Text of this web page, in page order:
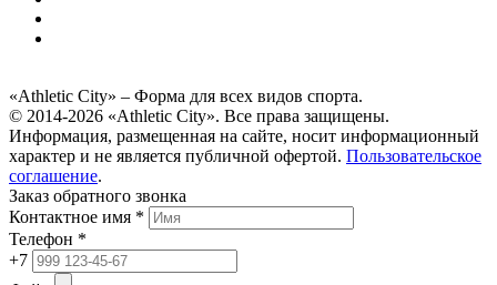
«Athletic City» – Форма для всех видов спорта.
© 2014-2026 «Athletic City». Все права защищены.
Информация, размещенная на сайте, носит информационный
характер и не является публичной офертой. Пользовательское
соглашение.
Заказ обратного звонка
Контактное имя *
Телефон *
+7